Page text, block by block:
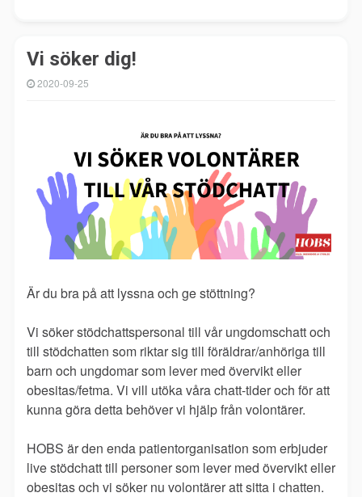
Vi söker dig!
2020-09-25
Är du bra på att lyssna och ge stöttning?
Vi söker stödchattspersonal till vår ungdomschatt och
till stödchatten som riktar sig till föräldrar/anhöriga till
barn och ungdomar som lever med övervikt eller
obesitas/fetma. Vi vill utöka våra chatt-tider och för att
kunna göra detta behöver vi hjälp från volontärer.
HOBS är den enda patientorganisation som erbjuder
live stödchatt till personer som lever med övervikt eller
obesitas och vi söker nu volontärer att sitta i chatten.